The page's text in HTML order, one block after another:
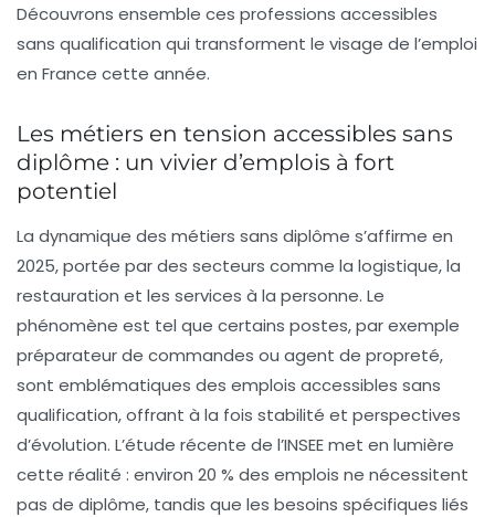
Découvrons ensemble ces professions accessibles
sans qualification qui transforment le visage de l’emploi
en France cette année.
Les métiers en tension accessibles sans
diplôme : un vivier d’emplois à fort
potentiel
La dynamique des métiers sans diplôme s’affirme en
2025, portée par des secteurs comme la logistique, la
restauration et les services à la personne. Le
phénomène est tel que certains postes, par exemple
préparateur de commandes ou agent de propreté,
sont emblématiques des emplois accessibles sans
qualification, offrant à la fois stabilité et perspectives
d’évolution. L’étude récente de l’INSEE met en lumière
cette réalité : environ 20 % des emplois ne nécessitent
pas de diplôme, tandis que les besoins spécifiques liés